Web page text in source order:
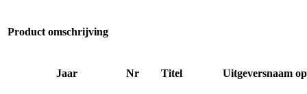
Product omschrijving
Jaar Nr Titel Uitgeversnaam